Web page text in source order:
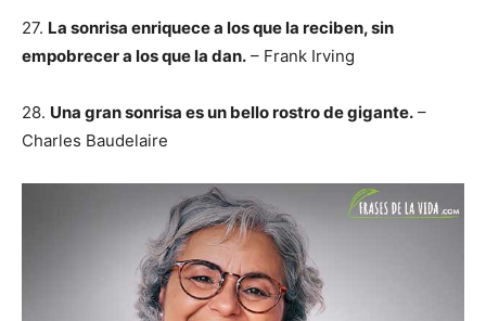
27. La sonrisa enriquece a los que la reciben, sin
empobrecer a los que la dan. – Frank Irving
28. Una gran sonrisa es un bello rostro de gigante. –
Charles Baudelaire